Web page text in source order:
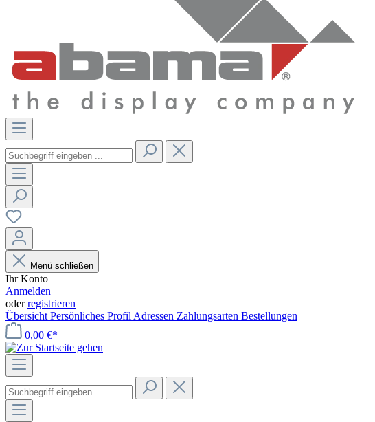
Menü schließen
Ihr Konto
Anmelden
oderregistrieren
Übersicht Persönliches Profil Adressen Zahlungsarten Bestellungen
0,00 €*